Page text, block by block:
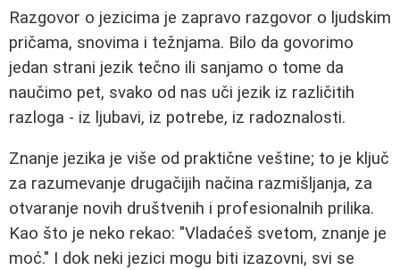
Razgovor o jezicima je zapravo razgovor o ljudskim
pričama, snovima i težnjama. Bilo da govorimo
jedan strani jezik tečno ili sanjamo o tome da
naučimo pet, svako od nas uči jezik iz različitih
razloga - iz ljubavi, iz potrebe, iz radoznalosti.
Znanje jezika je više od praktične veštine; to je ključ
za razumevanje drugačijih načina razmišljanja, za
otvaranje novih društvenih i profesionalnih prilika.
Kao što je neko rekao: "Vladaćeš svetom, znanje je
moć." I dok neki jezici mogu biti izazovni, svi se